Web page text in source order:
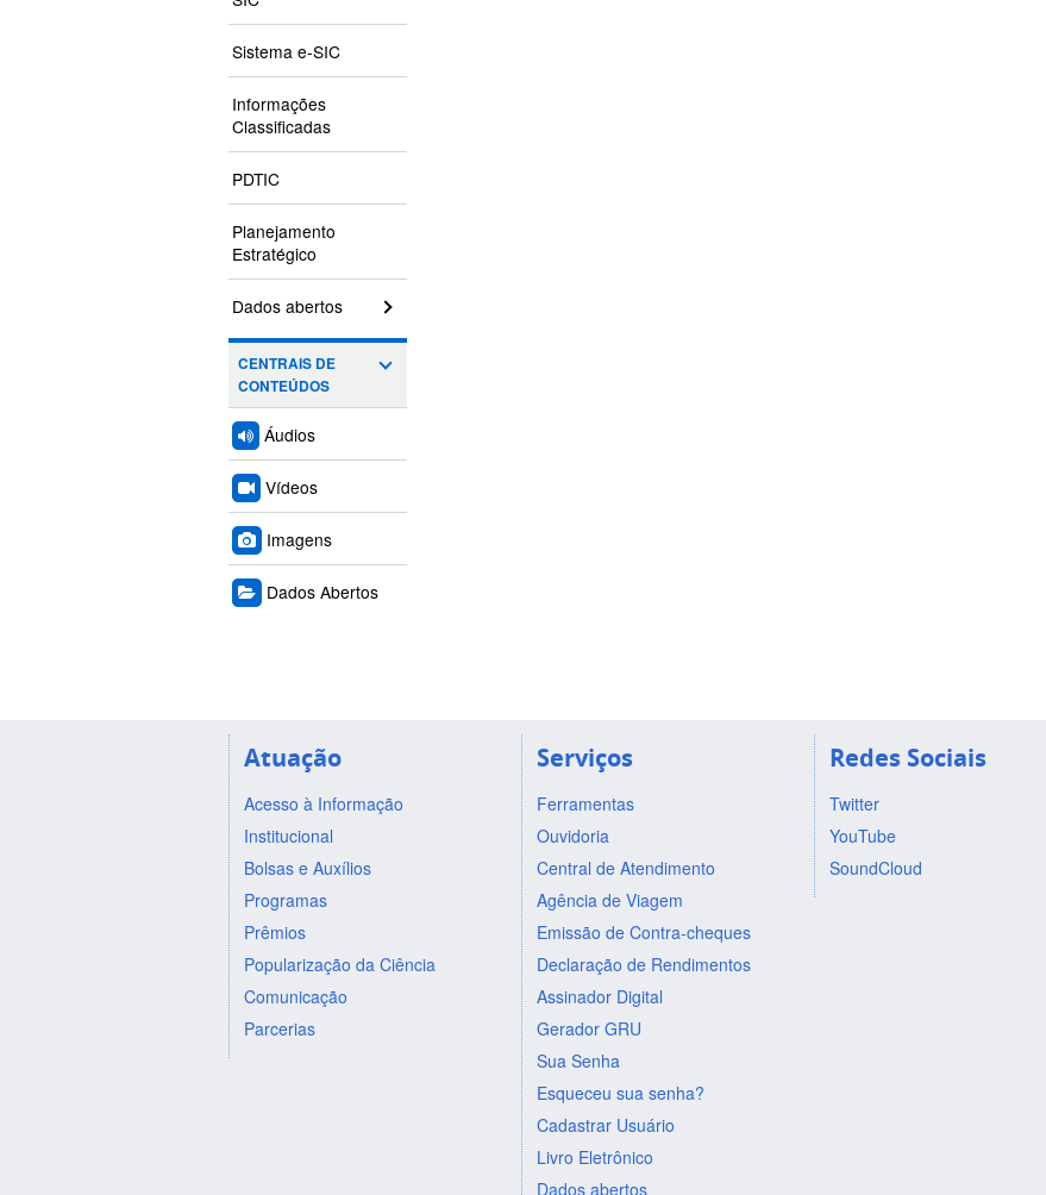
Sistema e-SIC
Informações
Classificadas
PDTIC
Planejamento
Estratégico
Dados abertos
CENTRAIS DE
CONTEÚDOS
Áudios
Vídeos
Imagens
Dados Abertos
Atuação
Acesso à Informação
Institucional
Bolsas e Auxílios
Programas
Prêmios
Popularização da Ciência
Comunicação
Parcerias
Serviços
Ferramentas
Ouvidoria
Central de Atendimento
Agência de Viagem
Emissão de Contra-cheques
Declaração de Rendimentos
Assinador Digital
Gerador GRU
Sua Senha
Esqueceu sua senha?
Cadastrar Usuário
Livro Eletrônico
Dados abertos
Redes Sociais
Twitter
YouTube
SoundCloud